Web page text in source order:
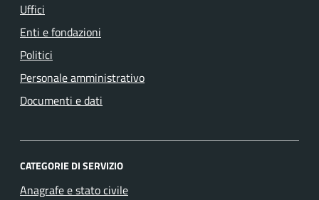
Uffici
Enti e fondazioni
Politici
Personale amministrativo
Documenti e dati
CATEGORIE DI SERVIZIO
Anagrafe e stato civile